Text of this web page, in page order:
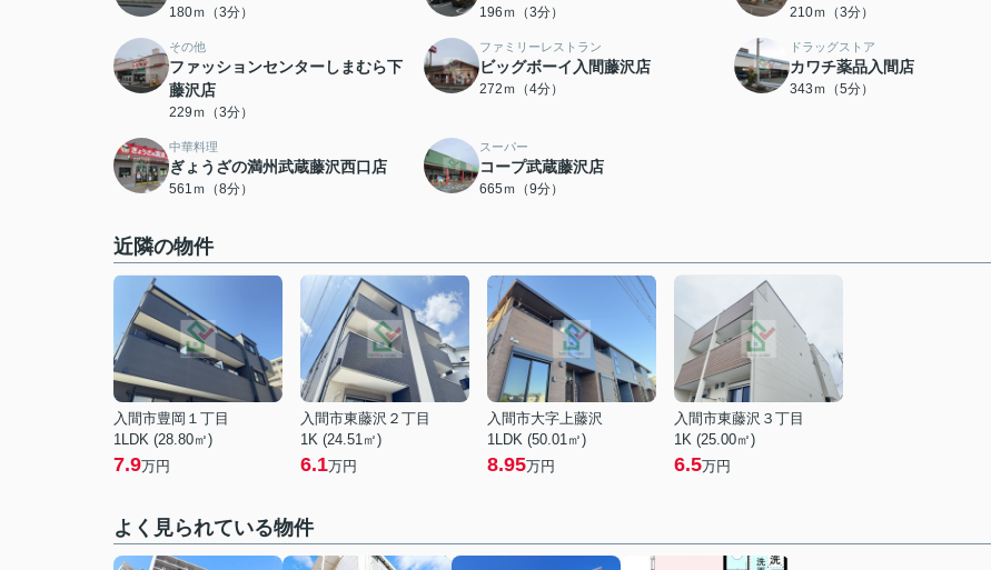
180ｍ（3分） 196ｍ（3分） 210ｍ（3分）
その他
ファッションセンターしまむら下
藤沢店
229ｍ（3分）
ファミリーレストラン
ビッグボーイ入間藤沢店
272ｍ（4分）
ドラッグストア
カワチ薬品入間店
343ｍ（5分）
中華料理
ぎょうざの満州武蔵藤沢西口店
561ｍ（8分）
スーパー
コープ武蔵藤沢店
665ｍ（9分）
近隣の物件
入間市豊岡１丁目
1LDK (28.80㎡)
7.9万円
入間市東藤沢２丁目
1K (24.51㎡)
6.1万円
入間市大字上藤沢
1LDK (50.01㎡)
8.95万円
入間市東藤沢３丁目
1K (25.00㎡)
6.5万円
よく見られている物件